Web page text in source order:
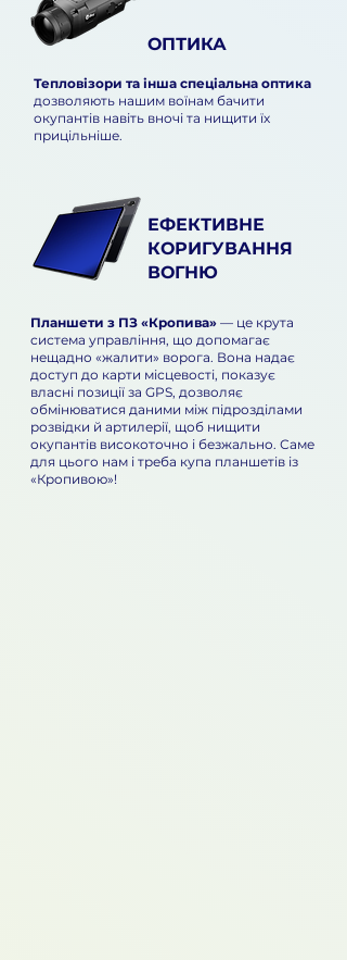
ОПТИКА
Тепловізори та інша спеціальна оптика
дозволяють нашим воїнам бачити
окупантів навіть вночі та нищити їх
прицільніше.
ЕФЕКТИВНЕ
КОРИГУВАННЯ
ВОГНЮ
Планшети з ПЗ «Кропива» — це крута
система управління, що допомагає
нещадно «жалити» ворога. Вона надає
доступ до карти місцевості, показує
власні позиції за GPS, дозволяє
обмінюватися даними між підрозділами
розвідки й артилерії, щоб нищити
окупантів високоточно і безжально. Саме
для цього нам і треба купа планшетів із
«Кропивою»!